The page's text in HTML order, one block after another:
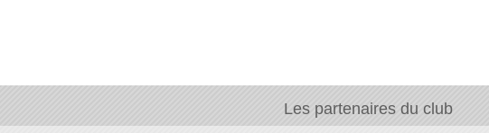
Les partenaires du club